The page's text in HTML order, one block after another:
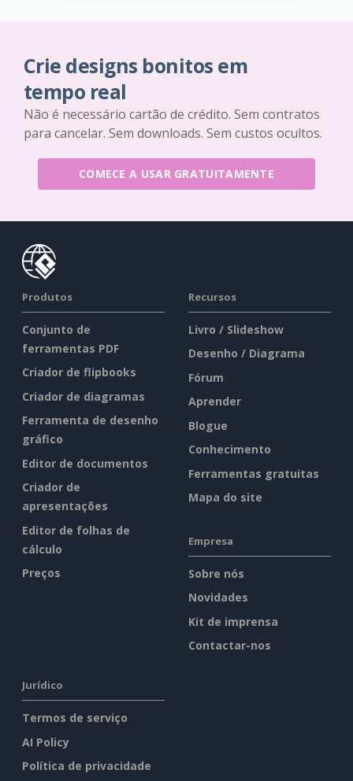
Crie designs bonitos em
tempo real
Não é necessário cartão de crédito. Sem contratos
para cancelar. Sem downloads. Sem custos ocultos.
COMECE A USAR GRATUITAMENTE
Produtos
Conjunto de
ferramentas PDF
Criador de flipbooks
Criador de diagramas
Ferramenta de desenho
gráfico
Editor de documentos
Criador de
apresentações
Editor de folhas de
cálculo
Preços
Recursos
Livro / Slideshow
Desenho / Diagrama
Fórum
Aprender
Blogue
Conhecimento
Ferramentas gratuitas
Mapa do site
Empresa
Sobre nós
Novidades
Kit de imprensa
Contactar-nos
Jurídico
Termos de serviço
AI Policy
Política de privacidade